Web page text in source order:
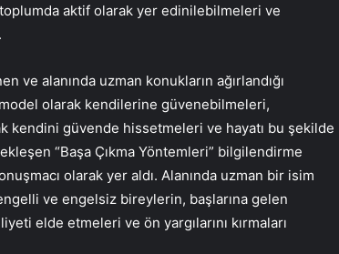
aktif olarak yer edinilebilmeleri ve
ve alanında uzman konukların ağırlandığı
olarak kendilerine güvenebilmeleri,
kendini güvende hissetmeleri ve hayatı bu şekilde
“Başa Çıkma Yöntemleri” bilgilendirme
olarak yer aldı. Alanında uzman bir isim
ve engelsiz bireylerin, başlarına gelen
elde etmeleri ve ön yargılarını kırmaları